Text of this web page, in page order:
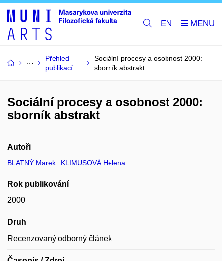
EN
Přehled
publikací
Sociální procesy a osobnost 2000:
sborník abstrakt
Sociální procesy a osobnost 2000:
sborník abstrakt
Autoři
BLATNÝ Marek KLIMUSOVÁ Helena
Rok publikování
2000
Druh
Recenzovaný odborný článek